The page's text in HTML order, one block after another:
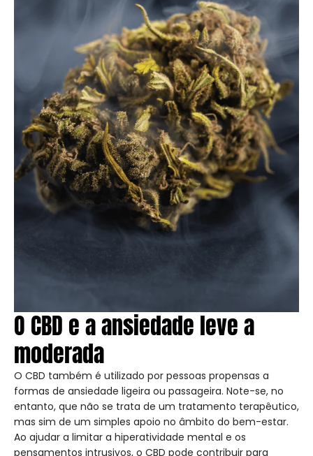
O CBD e a ansiedade leve a
moderada
O CBD também é utilizado por pessoas propensas a
formas de ansiedade ligeira ou passageira. Note-se, no
entanto, que não se trata de um tratamento terapêutico,
mas sim de um simples apoio no âmbito do bem-estar.
Ao ajudar a limitar a hiperatividade mental e os
pensamentos intrusivos, o CBD pode contribuir para